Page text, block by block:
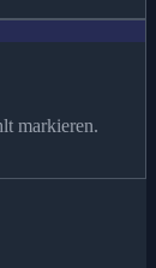
markieren.